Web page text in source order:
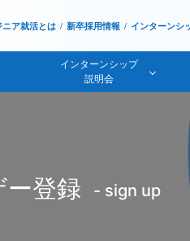
ニア就活とは 新卒採用情報 インターンシ
インターンシップ
説明会
ー登録 - sign up